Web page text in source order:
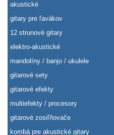
akustické
gitary pre ľavákov
12 strunové gitary
elektro-akustické
mandolíny / banjo / ukulele
gitarové sety
gitarové efekty
multiefekty / procesory
gitarové zosiľňovače
kombá pre akustické gitary